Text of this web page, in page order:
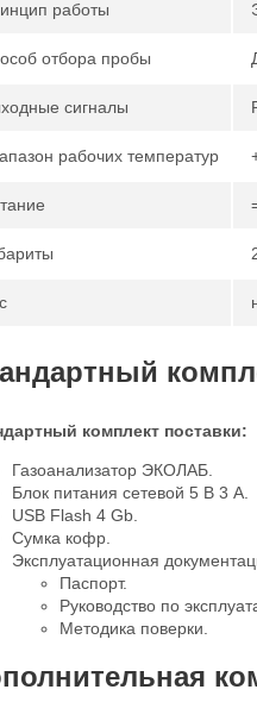
работы
отбора пробы
сигналы
рабочих температур
комплект поставки:
Газоанализатор ЭКОЛАБ.
Блок питания сетевой 5 В 3 А.
USB Flash 4 Gb.
Сумка кофр.
Эксплуатационная
Паспорт.
Руководство по
Методика поверки.